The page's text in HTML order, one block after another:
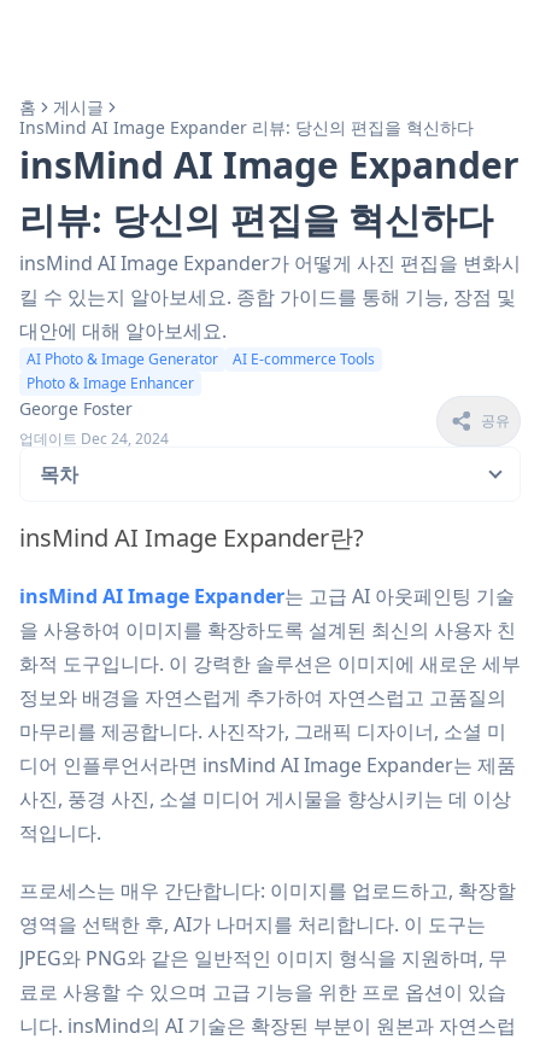
홈
게시글
InsMind AI Image Expander 리뷰: 당신의 편집을 혁신하다
insMind AI Image Expander
리뷰: 당신의 편집을 혁신하다
insMind AI Image Expander가 어떻게 사진 편집을 변화시
킬 수 있는지 알아보세요. 종합 가이드를 통해 기능, 장점 및
대안에 대해 알아보세요.
AI Photo & Image Generator
AI E-commerce Tools
Photo & Image Enhancer
George Foster
업데이트 Dec 24, 2024
공유
목차
insMind AI Image Expander란?
insMind AI Image Expander는 고급 AI 아웃페인팅 기술
을 사용하여 이미지를 확장하도록 설계된 최신의 사용자 친
화적 도구입니다. 이 강력한 솔루션은 이미지에 새로운 세부
정보와 배경을 자연스럽게 추가하여 자연스럽고 고품질의
마무리를 제공합니다. 사진작가, 그래픽 디자이너, 소셜 미
디어 인플루언서라면 insMind AI Image Expander는 제품
사진, 풍경 사진, 소셜 미디어 게시물을 향상시키는 데 이상
적입니다.
프로세스는 매우 간단합니다: 이미지를 업로드하고, 확장할
영역을 선택한 후, AI가 나머지를 처리합니다. 이 도구는
JPEG와 PNG와 같은 일반적인 이미지 형식을 지원하며, 무
료로 사용할 수 있으며 고급 기능을 위한 프로 옵션이 있습
니다. insMind의 AI 기술은 확장된 부분이 원본과 자연스럽